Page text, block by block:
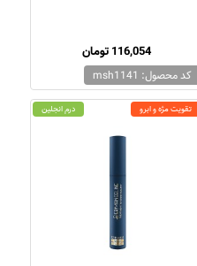
کد محصول: msh1141
116,054 تومان
تقویت مژه و ابرو درم انجلین